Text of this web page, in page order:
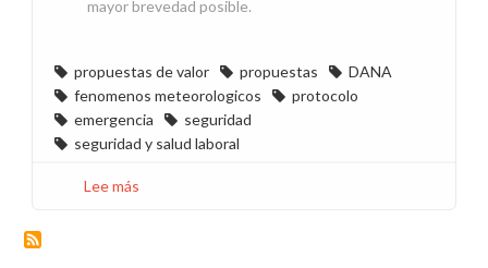
mayor brevedad posible.
propuestas de valor propuestas
DANA
fenomenos meteorologicos
protocolo
emergencia
seguridad
seguridad y salud laboral
Lee más